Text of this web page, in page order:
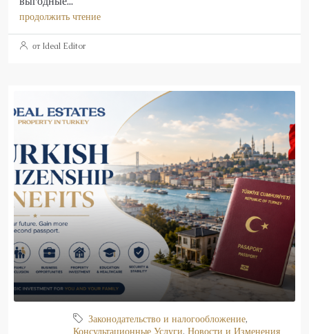
продолжить чтение
от Ideal Editor
Законодательство и налогообложение,
Консультационные Услуги, Новости и Изменения